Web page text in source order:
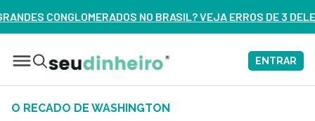
BRASIL? VEJA ERROS DE 3 DELES – ASSISTA AGORA
ENTRAR
O RECADO DE WASHINGTON